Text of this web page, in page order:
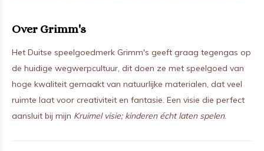
Over Grimm's
Het Duitse speelgoedmerk Grimm's geeft graag tegengas op
de huidige wegwerpcultuur, dit doen ze met speelgoed van
hoge kwaliteit gemaakt van natuurlijke materialen, dat veel
ruimte laat voor creativiteit en fantasie. Een visie die perfect
aansluit bij mijn Kruimel visie; kinderen écht laten spelen.